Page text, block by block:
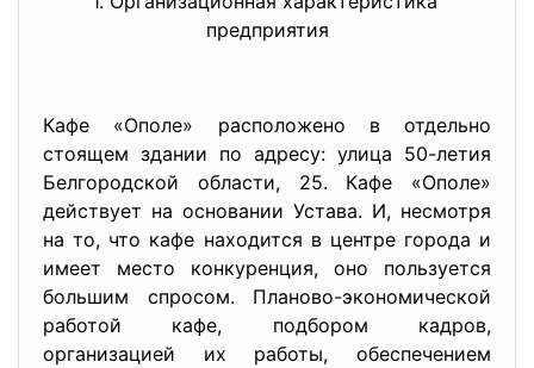
предприятия
Кафе «Ополе» расположено в отдельно
стоящем здании по адресу: улица 50-летия
Белгородской области, 25. Кафе «Ополе»
действует на основании Устава. И, несмотря
на то, что кафе находится в центре города и
имеет место конкуренция, оно пользуется
большим спросом. Планово-экономической
работой кафе, подбором кадров,
организацией их работы, обеспечением